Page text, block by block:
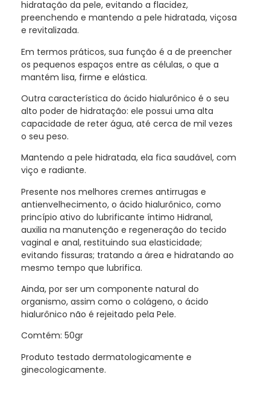
hidratação da pele, evitando a flacidez,
preenchendo e mantendo a pele hidratada, viçosa
e revitalizada.
Em termos práticos, sua função é a de preencher
os pequenos espaços entre as células, o que a
mantém lisa, firme e elástica.
Outra característica do ácido hialurônico é o seu
alto poder de hidratação: ele possui uma alta
capacidade de reter água, até cerca de mil vezes
o seu peso.
Mantendo a pele hidratada, ela fica saudável, com
viço e radiante.
Presente nos melhores cremes antirrugas e
antienvelhecimento, o ácido hialurônico, como
princípio ativo do lubrificante íntimo Hidranal,
auxilia na manutenção e regeneração do tecido
vaginal e anal, restituindo sua elasticidade;
evitando fissuras; tratando a área e hidratando ao
mesmo tempo que lubrifica.
Ainda, por ser um componente natural do
organismo, assim como o colágeno, o ácido
hialurônico não é rejeitado pela Pele.
Comtém: 50gr
Produto testado dermatologicamente e
ginecologicamente.